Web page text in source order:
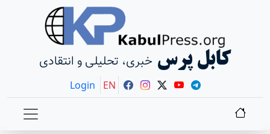
کابل پرس خبری، تحلیلی و انتقادی
Login EN